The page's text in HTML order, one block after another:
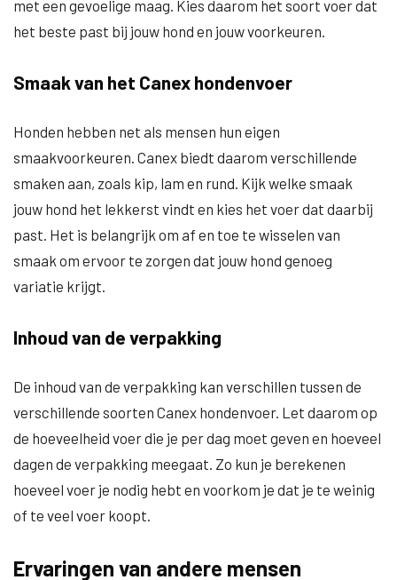
met een gevoelige maag. Kies daarom het soort voer dat
het beste past bij jouw hond en jouw voorkeuren.
Smaak van het Canex hondenvoer
Honden hebben net als mensen hun eigen
smaakvoorkeuren. Canex biedt daarom verschillende
smaken aan, zoals kip, lam en rund. Kijk welke smaak
jouw hond het lekkerst vindt en kies het voer dat daarbij
past. Het is belangrijk om af en toe te wisselen van
smaak om ervoor te zorgen dat jouw hond genoeg
variatie krijgt.
Inhoud van de verpakking
De inhoud van de verpakking kan verschillen tussen de
verschillende soorten Canex hondenvoer. Let daarom op
de hoeveelheid voer die je per dag moet geven en hoeveel
dagen de verpakking meegaat. Zo kun je berekenen
hoeveel voer je nodig hebt en voorkom je dat je te weinig
of te veel voer koopt.
Ervaringen van andere mensen